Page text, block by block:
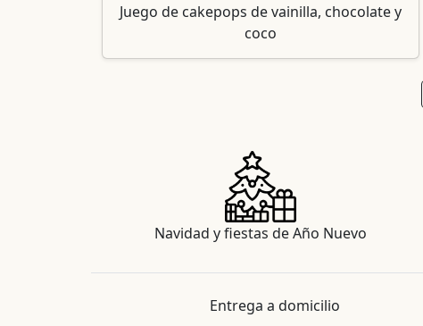
Juego de cakepops de vainilla, chocolate y
coco
Navidad y fiestas de Año Nuevo
Entrega a domicilio